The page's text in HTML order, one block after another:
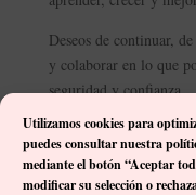
Utilizamos cookies para
puedes consultar nuestra
mediante el botón “Aceptar
modificar su selección o
Deseos de continuar,
y colaborar en lo que
seguridad y confianza.
Con pocas palabras y
Espacio para las Artes
muy próspero y gran